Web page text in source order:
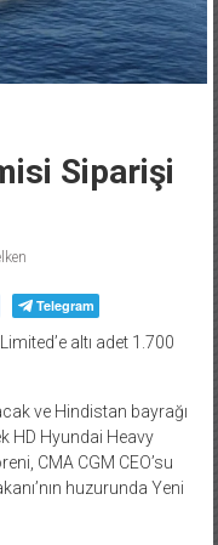
Siparişi
Telegram
altı adet 1.700
ve Hindistan bayrağı
HD Hyundai Heavy
CMA CGM CEO’su
huzurunda Yeni